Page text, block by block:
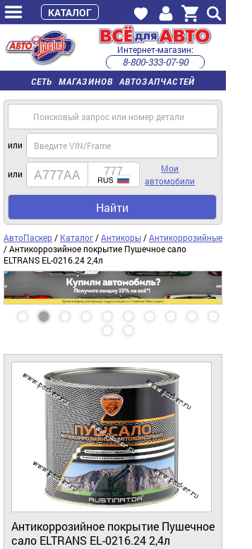
СЕТЬ МАГАЗИНОВ АВТОЗАПЧАСТЕЙ
Интернет-магазин:
8-800-333-07-90
часы работы с 9:00 до 22:00 (пн-пт)
или
или
Мои
автомобили
Найти
АвтоПаскер / Каталог /Антикоры /Антикоррозийные
/ Антикоррозийное покрытие Пушечное сало
ELTRANS EL-0216.24 2,4л
Антикоррозийное покрытие Пушечное
сало ELTRANS EL-0216.24 2,4л
КАТАЛОГ